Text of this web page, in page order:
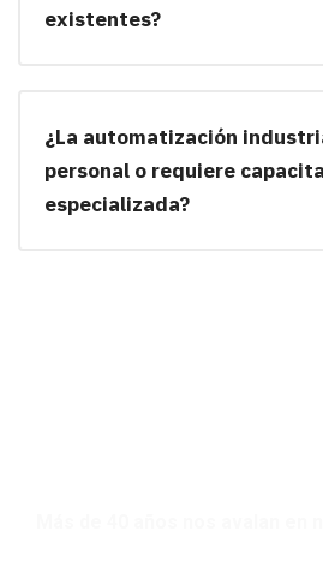
existentes?
¿La automatización
personal o requiere
especializada?